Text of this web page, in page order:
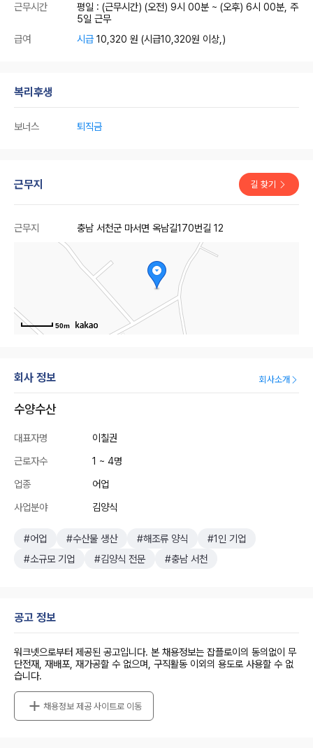
근무시간
평일 : (근무시간) (오전) 9시 00분 ~ (오후) 6시 00분, 주
5일 근무
급여
시급 10,320 원 (시급10,320원 이상,)
복리후생
보너스 퇴직금
근무지 길 찾기
근무지 충남 서천군 마서면 옥남길170번길 12
50m
회사 정보 회사소개
수양수산
대표자명
이칠권
근로자수
1 ~ 4명
업종
어업
사업분야
김양식
#어업 #수산물 생산 #해조류 양식
#1인 기업
#소규모 기업
#김양식 전문 #충남 서천
공고 정보
워크넷으로부터 제공된 공고입니다. 본 채용정보는 잡플로이의 동의없이 무
단전재, 재배포, 재가공할 수 없으며, 구직활동 이외의 용도로 사용할 수 없
습니다.
채용정보 제공 사이트로 이동